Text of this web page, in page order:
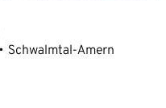
Schwalmtal-Amern